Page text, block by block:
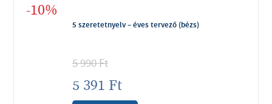
-10%
5 szeretetnyelv – éves tervező (bézs)
5 990Ft
5 391 Ft